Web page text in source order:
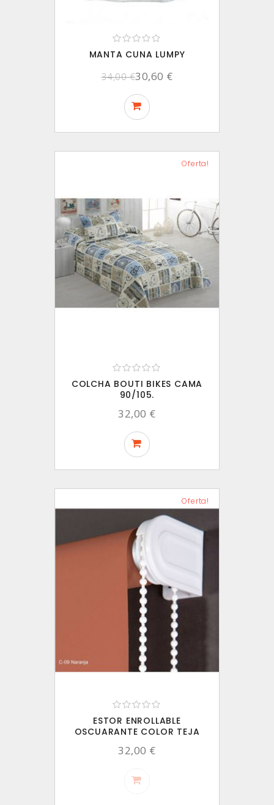
MANTA CUNA LUMPY
34,00 €30,60 €
Oferta!
COLCHA BOUTI BIKES CAMA
90/105.
32,00 €
Oferta!
ESTOR ENROLLABLE
OSCUARANTE COLOR TEJA
32,00 €